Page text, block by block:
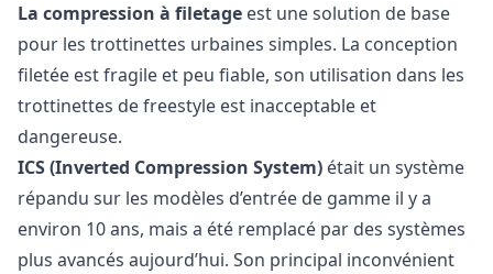
La compression à filetage est une solution de base
pour les trottinettes urbaines simples. La conception
filetée est fragile et peu fiable, son utilisation dans les
trottinettes de freestyle est inacceptable et
dangereuse.
ICS (Inverted Compression System) était un système
répandu sur les modèles d’entrée de gamme il y a
environ 10 ans, mais a été remplacé par des systèmes
plus avancés aujourd’hui. Son principal inconvénient